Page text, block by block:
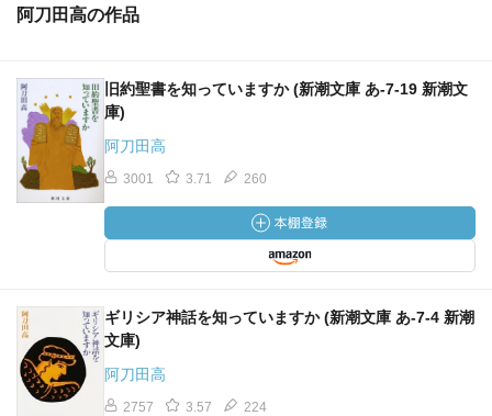
阿刀田高の作品
旧約聖書を知っていますか (新潮文庫 あ-7-19 新潮文
庫)
阿刀田高
3001 3.71 260
ギリシア神話を知っていますか (新潮文庫 あ-7-4 新潮
文庫)
阿刀田高
2757 3.57 224